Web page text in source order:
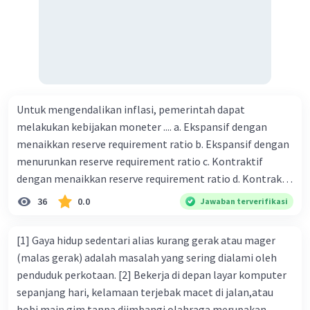
Untuk mengendalikan inflasi, pemerintah dapat
melakukan kebijakan moneter .... a. Ekspansif dengan
menaikkan reserve requirement ratio b. Ekspansif dengan
menurunkan reserve requirement ratio c. Kontraktif
dengan menaikkan reserve requirement ratio d. Kontraktif
dengan menurunkan reserve requirement ratio e.
Ekspansif dengan menaikkan tingkat diskonto Bila Bank
ceteris paribus maka .... a. Menimbulkan inflasi di mana
bentuk kurva jumlah uang beredar (penawaran uang) naik
dari kiri bawah ke kanan atas b. Menimbulkan deflasi di
mana bentuk kurva jumlah uang beredar (penawaran
36 0.0 Jawaban terverifikasi
[1] Gaya hidup sedentari alias kurang gerak atau mager
(malas gerak) adalah masalah yang sering dialami oleh
penduduk perkotaan. [2] Bekerja di depan layar komputer
sepanjang hari, kelamaan terjebak macet di jalan,atau